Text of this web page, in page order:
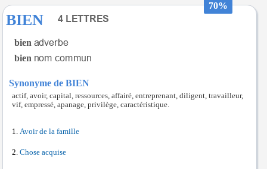
70%
BIEN
bien
bien
Synonyme de BIEN
actif, avoir, capital, ressources, affairé, entreprenant, diligent, travailleur,
vif, empressé, apanage, privilège, caractéristique.
Avoir de la famille
Chose acquise